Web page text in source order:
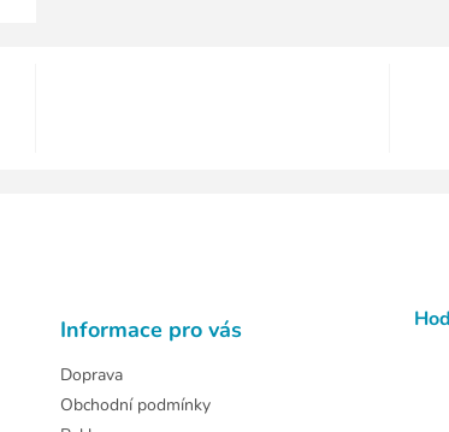
Informace pro vás
Doprava
Obchodní podmínky